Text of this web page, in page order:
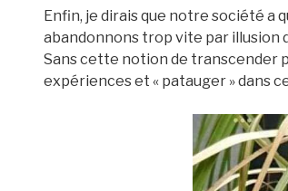
Enfin, je dirais que notre société a
abandonnons trop vite par illusion
Sans cette notion de transcender
expériences et « patauger » dans